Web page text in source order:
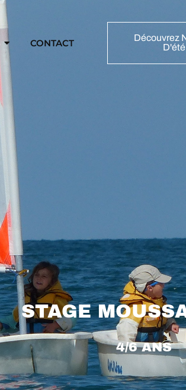
CONTACT
Découvrez
STAGE
4/6 ANS